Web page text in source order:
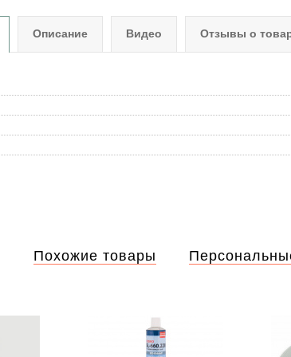
Описание Видео Отзывы о
Похожие товары